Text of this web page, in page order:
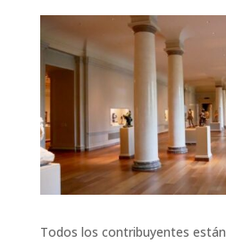
Todos los contribuyentes están